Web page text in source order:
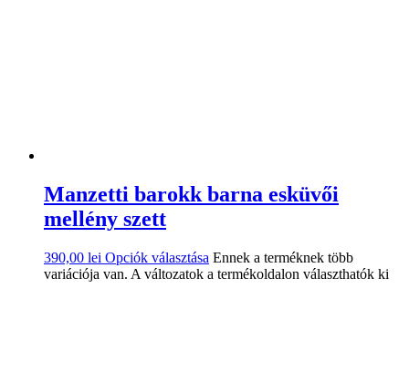
Manzetti barokk barna esküvői
mellény szett
390,00 lei Opciók választása Ennek a terméknek több
variációja van. A változatok a termékoldalon választhatók ki